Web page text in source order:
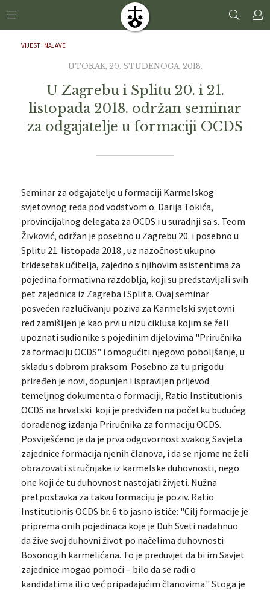
VIJEST I NAJAVE
UTORAK, 20. STUDENOGA, 2018.
U Zagrebu i Splitu 20. i 21.
listopada 2018. održan seminar
za odgajatelje u formaciji OCDS
Seminar za odgajatelje u formaciji Karmelskog
svjetovnog reda pod vodstvom o. Darija Tokića,
provincijalnog delegata za OCDS i u suradnji sa s. Teom
Živković, održan je posebno u Zagrebu 20. i posebno u
Splitu 21. listopada 2018., uz nazočnost ukupno
tridesetak učitelja, zajedno s njihovim asistentima za
pojedina formativna razdoblja, koji su predstavljali svih
pet zajednica iz Zagreba i Splita. Ovaj seminar
posvećen razlučivanju poziva za Karmelski svjetovni
red zamišljen je kao prvi u nizu ciklusa kojim se želi
upoznati sudionike s pojedinim dijelovima "Priručnika
za formaciju OCDS" i omogućiti njegovo poboljšanje, u
skladu s dobrom praksom. Posebno za tu prigodu
priređen je novi, dopunjen i ispravljen prijevod
temeljnog dokumenta o formaciji, Ratio Institutionis
OCDS na hrvatski koji je predviđen na početku budućeg
dorađenog izdanja Priručnika za formaciju OCDS.
Posviješćeno je da je prva odgovornost svakog Savjeta
zajednice formacija njenih članova, i da se njome ne želi
obrazovati stručnjake iz karmelske duhovnosti, nego
one koji će tu duhovnost nastojati živjeti. Nužna
pretpostavka za takvu formaciju je poziv. Ratio
Institutionis OCDS br. 6 to jasno ističe: "Cilj formacije je
priprema onih pojedinaca koje je Duh Sveti nadahnuo
da žive svoj duhovni život po načelima duhovnosti
Bosonogih karmelićana. To je preduvjet da bi im Savjet
zajednice mogao pomoći – bilo da se radi o
kandidatima ili o već pripadajućim članovima." Stoga je